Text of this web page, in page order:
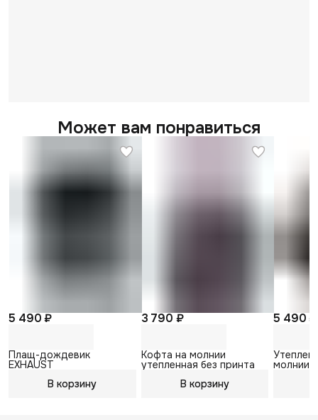
Может вам понравиться
5 490 ₽
Плащ-дождевик
EXHAUST
В корзину
3 790 ₽
Кофта на молнии
утепленная без принта
В корзину
5 490 ₽
молнии